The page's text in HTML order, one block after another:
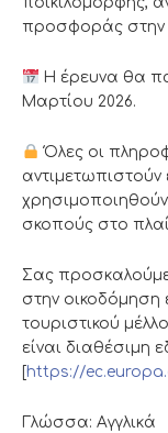
προσφοράς στην
Η έρευνα θα
Μαρτίου 2026.
Όλες οι
χρησιμοποιηθούν
σκοπούς στο
Σας
στην οικοδόμηση
τουριστικού
είναι διαθέσιμη
https://
Γλώσσα: Αγγλικά